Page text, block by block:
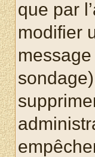
que par
modifier